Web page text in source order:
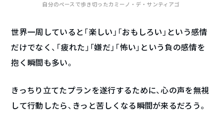
自分のペースで歩き切ったカミーノ・デ・サンティアゴ
世界一周していると「楽しい」「おもしろい」という感情
だけでなく、「疲れた」「嫌だ」「怖い」という負の感情を
抱く瞬間も多い。
きっちり立てたプランを遂行するために、心の声を無視
して行動したら、きっと苦しくなる瞬間が来るだろう。